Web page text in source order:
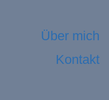
Über mich
Kontakt